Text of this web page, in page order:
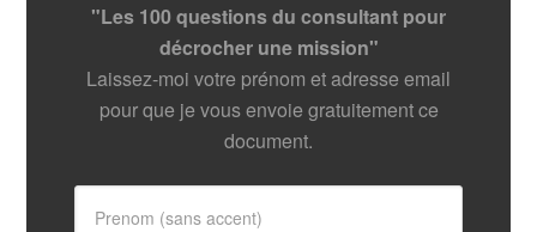
"Les 100 questions du consultant pour
décrocher une mission"
Laissez-moi votre prénom et adresse email
pour que je vous envoie gratuitement ce
document.